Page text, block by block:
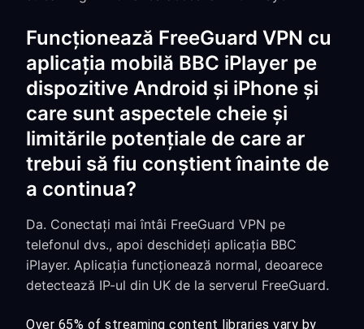
Funcționează FreeGuard VPN cu
aplicația mobilă BBC iPlayer pe
dispozitive Android și iPhone și
care sunt aspectele cheie și
limitările potențiale de care ar
trebui să fiu conștient înainte de
a continua?
Da. Conectați mai întâi FreeGuard VPN pe
telefonul dvs., apoi deschideți aplicația BBC
iPlayer. Aplicația funcționează normal, deoarece
detectează IP-ul din UK de la serverul FreeGuard.
Over 65% of streaming content libraries vary by